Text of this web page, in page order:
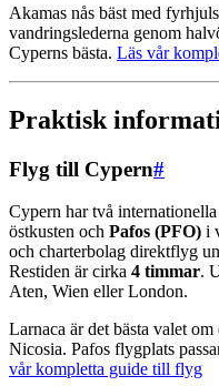
Akamas nås bäst med
vandringslederna genom
Cyperns bästa. Läs vår
Praktisk
Flyg till Cypern#
Cypern har två
östkusten och Pafos (PFO) i
och charterbolag direktflyg
Restiden är cirka 4 timmar.
Aten, Wien eller London.
Larnaca är det bästa valet
Nicosia. Pafos flygplats
vår kompletta guide till flyg